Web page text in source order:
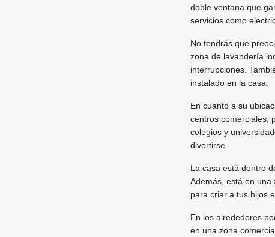
doble ventana que
servicios como
No tendrás que
zona de lavandería
interrupciones.
instalado en la casa.
En cuanto a su
centros comerciales,
colegios y
divertirse.
La casa está dentro
Además, está en una
para criar a tus hijos
En los alrededores
en una zona